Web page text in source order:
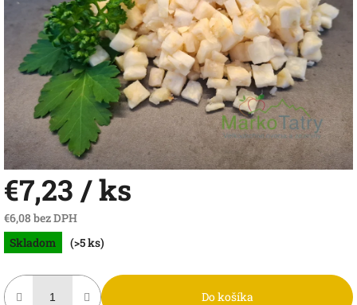
€7,23 / ks
€6,08 bez DPH
Jednotková
cena:
Skladom (>5 ks)
Do košíka